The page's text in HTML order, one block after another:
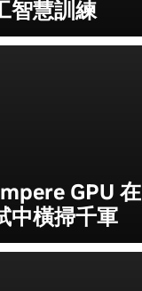
智慧訓練
GPU 在
中橫掃千軍